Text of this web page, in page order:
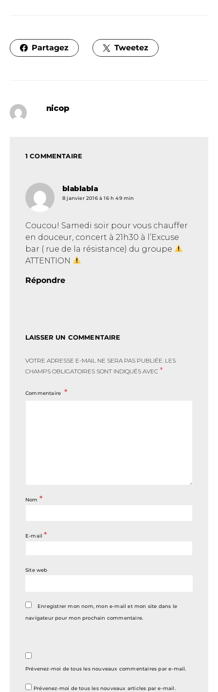
Partagez Tweetez
nicop
1 COMMENTAIRE
blablabladit :
8 janvier 2016 à 16 h 49 min
Coucou! Samedi soir pour vous chauffer
en douceur, concert à 21h30 à l’Excuse
bar ( rue de la résistance) du groupe
ATTENTION
Répondre
LAISSER UN COMMENTAIRE
VOTRE ADRESSE E-MAIL NE SERA PAS PUBLIÉE. LES
CHAMPS OBLIGATOIRES SONT INDIQUÉS AVEC *
Commentaire
Nom *
E-mail*
Site web
Enregistrer mon nom, mon e-mail et mon site dans le
navigateur pour mon prochain commentaire.
Prévenez-moi de tous les nouveaux commentaires par e-mail.
Prévenez-moi de tous les nouveaux articles par e-mail.